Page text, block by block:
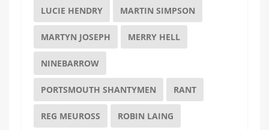
LUCIE HENDRY MARTIN SIMPSON
MARTYN JOSEPH MERRY HELL
NINEBARROW
PORTSMOUTH SHANTYMEN RANT
REG MEUROSS ROBIN LAING